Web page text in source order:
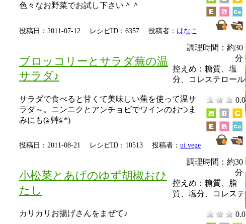
色々なお野菜でお試し下さい＾＾
投稿日：2011-07-12 レシピID：6357 投稿者： はなこ
ブロッコリーとサラダ蕪の温
サラダ♪
調理時間：約30
分
サラダで食べると甘くて美味しい蕪を使って温サ
ラダ～。ニンニクとアンチョビでワインのおつま
みにも(≧艸≦*)
0.0
控えめ： 糖質、塩
分、コレステロール
投稿日：2011-08-21 レシピID：10513 投稿者： ui.vege
小松菜とあげのゆず胡椒おひ
たし
調理時間：約30
分
カリカリお揚げさんをまぜて♪ 0.0
控えめ： 糖質、脂
質、塩分、コレステ